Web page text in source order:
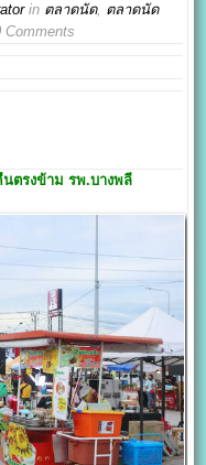
in ตลาดนัด, ตลาดนัด
ตรงข้าม รพ.บางพลี